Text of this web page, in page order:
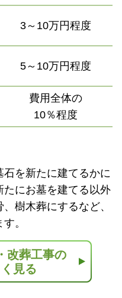
3～10万円程度
5～10万円程度
費用全体の
10％程度
を新たに建てるかに
たにお墓を建てる以外
樹木葬にするなど、
。
改葬工事の
見る